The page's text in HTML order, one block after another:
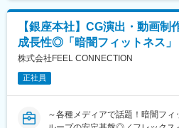
また、試合がナイターで開催さ
こともあります。
■魅力/特徴：
球団・事業・管理の3つの部門が1
り、各部門が横で繋がりながら取
す。
目の前にお客様がいて、自分た
となって返ってくることが大き
【銀座本社】CG演出・動画
成長性◎「暗闇フィットネス」
株式会社FEEL CONNECTION
正社員
～各種メディアで話題！暗闇フ